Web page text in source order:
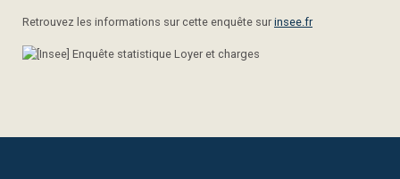
Retrouvez les informations sur cette enquête sur insee.fr